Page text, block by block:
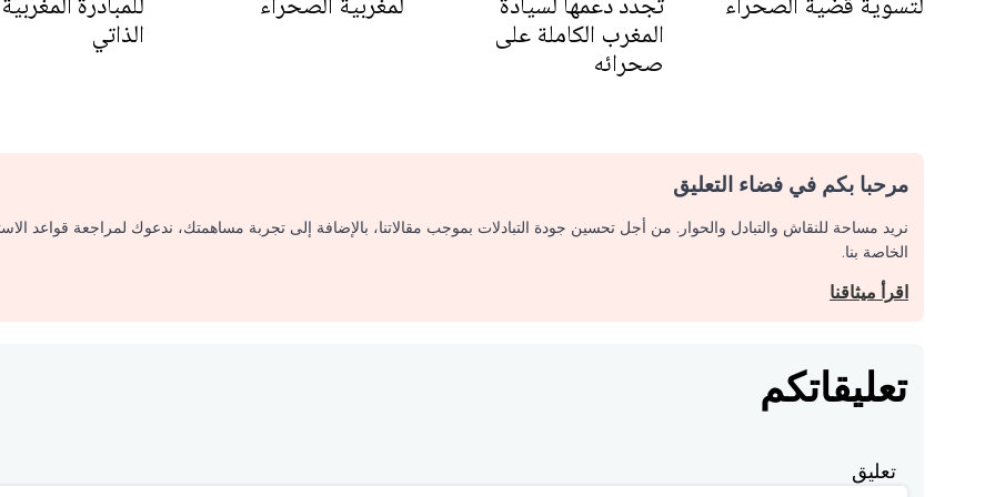
لتسوية قضية الصحراء
تجدد دعمها لسيادة
المغرب الكاملة على
صحرائه
لمغربية الصحراء
للمبادرة
الذاتي
مرحبا بكم في فضاء التعليق
نريد مساحة للنقاش والتبادل والحوار. من أجل تحسين جودة التبادلات بموجب مقالاتنا، بالإضافة إلى تجربة مساهمتك، ندعوك لمراجعة قواعد
الخاصة بنا.
اقرأ ميثاقنا
تعليقاتكم
تعليق